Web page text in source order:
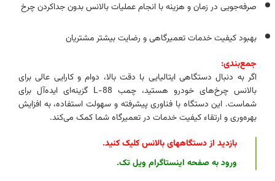
صرفه‌جویی در زمان و هزینه با انجام عملیات بالانس بدون جداکردن چرخ
بهبود کیفیت خدمات تعمیرگاهی و رضایت بیشتر مشتریان
جمع‌بندی:
اگر به دنبال دستگاهی ایتالیایی با دقت بالا، دوام و کارایی عالی برای
بالانس چرخ‌های خودرو هستید، چمب L-88 گزینه‌ای ایده‌آل برای
شماست. این دستگاه با فناوری پیشرفته و سهولت استفاده، به افزایش
بهره‌وری و ارتقاء کیفیت خدمات در تعمیرگاه شما کمک می‌کند.
بازدید از دستگاههای بالانس کلیک کنید.
ورود به صفحه اینستاگرام ویل تک.